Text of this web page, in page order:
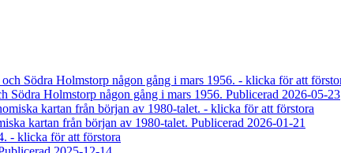
Södra Holmstorp någon gång i mars 1956. Publicerad 2026-05-23
kartan från början av 1980-talet. Publicerad 2026-01-21